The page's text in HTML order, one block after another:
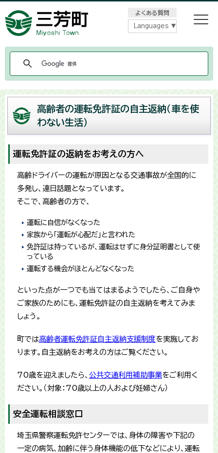
よくある質問
Languages
高齢者の運転免許証の自主返納（車を使
わない生活）
運転免許証の返納をお考えの方へ
高齢ドライバーの運転が原因となる交通事故が全国的に
多発し、連日話題となっています。
そこで、高齢者の方で、
運転に自信がなくなった
家族から「運転が心配だ」と言われた
免許証は持っているが、運転はせずに身分証明書として使
っている
運転する機会がほとんどなくなった
といった点が一つでも当てはまるようでしたら、ご自身や
ご家族のためにも、運転免許証の自主返納を考えてみま
しょう。
町では高齢者運転免許証自主返納支援制度を実施してお
ります。自主返納をお考えの方はご覧ください。
70歳を迎えましたら、 公共交通利用補助事業をご利用く
ださい。（対象：70歳以上の人および妊婦さん）
安全運転相談窓口
埼玉県警察運転免許センターでは、身体の障害や下記の
一定の病気、加齢に伴う身体機能の低下などにより、運転